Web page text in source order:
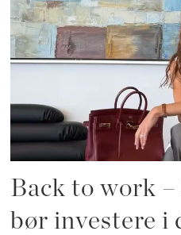
Back to work –
bør investere i